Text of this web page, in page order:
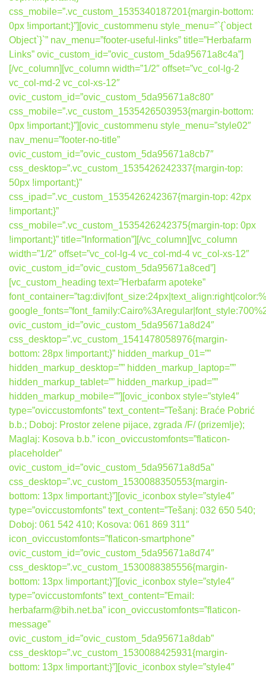
css_mobile=”.vc_custom_1535340187201{margin-bottom:
0px !important;}”][ovic_custommenu style_menu=”`{`object
Object`}`” nav_menu=”footer-useful-links” title=”Herbafarm
Links” ovic_custom_id=”ovic_custom_5da95671a8c4a”]
[/vc_column][vc_column width=”1/2″ offset=”vc_col-lg-2
vc_col-md-2 vc_col-xs-12″
ovic_custom_id=”ovic_custom_5da95671a8c80″
css_mobile=”.vc_custom_1535426503953{margin-bottom:
0px !important;}”][ovic_custommenu style_menu=”style02″
nav_menu=”footer-no-title”
ovic_custom_id=”ovic_custom_5da95671a8cb7″
css_desktop=”.vc_custom_1535426242337{margin-top:
50px !important;}”
css_ipad=”.vc_custom_1535426242367{margin-top: 42px
!important;}”
css_mobile=”.vc_custom_1535426242375{margin-top: 0px
!important;}” title=”Information”][/vc_column][vc_column
width=”1/2″ offset=”vc_col-lg-4 vc_col-md-4 vc_col-xs-12″
ovic_custom_id=”ovic_custom_5da95671a8ced”]
[vc_custom_heading text=”Herbafarm apoteke”
ovic_custom_id=”ovic_custom_5da95671a8d24″
css_desktop=”.vc_custom_1541478058976{margin-
bottom: 28px !important;}” hidden_markup_01=””
hidden_markup_desktop=”” hidden_markup_laptop=””
hidden_markup_tablet=”” hidden_markup_ipad=””
hidden_markup_mobile=””][ovic_iconbox style=”style4″
type=”oviccustomfonts” text_content=”Tešanj: Braće Pobrić
b.b.; Doboj: Prostor zelene pijace, zgrada /F/ (prizemlje);
Maglaj: Kosova b.b.” icon_oviccustomfonts=”flaticon-
placeholder”
ovic_custom_id=”ovic_custom_5da95671a8d5a”
css_desktop=”.vc_custom_1530088350553{margin-
bottom: 13px !important;}”][ovic_iconbox style=”style4″
type=”oviccustomfonts” text_content=”Tešanj: 032 650 540;
Doboj: 061 542 410; Kosova: 061 869 311″
icon_oviccustomfonts=”flaticon-smartphone”
ovic_custom_id=”ovic_custom_5da95671a8d74″
css_desktop=”.vc_custom_1530088385556{margin-
bottom: 13px !important;}”][ovic_iconbox style=”style4″
type=”oviccustomfonts” text_content=”Email:
herbafarm@bih.net.ba” icon_oviccustomfonts=”flaticon-
message”
ovic_custom_id=”ovic_custom_5da95671a8dab”
css_desktop=”.vc_custom_1530088425931{margin-
bottom: 13px !important;}”][ovic_iconbox style=”style4″